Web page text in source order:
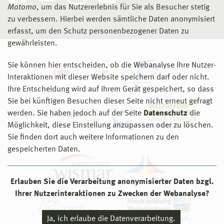
Matomo, um das Nutzererlebnis für Sie als Besucher stetig
zu verbessern. Hierbei werden sämtliche Daten anonymisiert
erfasst, um den Schutz personenbezogener Daten zu
gewährleisten.
Sie können hier entscheiden, ob die Webanalyse Ihre Nutzer-
Interaktionen mit dieser Website speichern darf oder nicht.
Ihre Entscheidung wird auf ihrem Gerät gespeichert, so dass
Sie bei künftigen Besuchen dieser Seite nicht erneut gefragt
werden. Sie haben jedoch auf der Seite Datenschutz die
Möglichkeit, diese Einstellung anzupassen oder zu löschen.
Sie finden dort auch weitere Informationen zu den
gespeicherten Daten.
Erlauben Sie die Verarbeitung anonymisierter Daten bzgl.
Ihrer Nutzerinteraktionen zu Zwecken der Webanalyse?
Ja, ich erlaube die Datenverarbeitung.